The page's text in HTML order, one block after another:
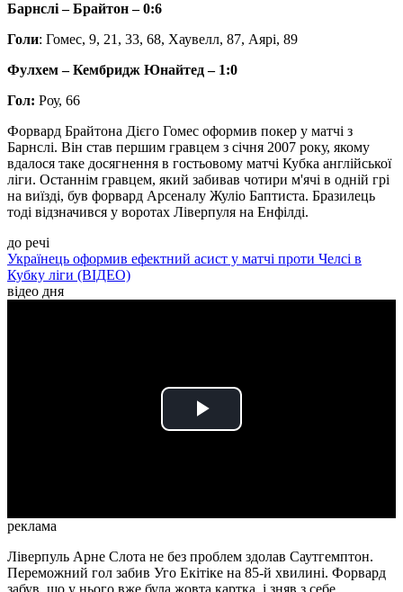
Барнслі – Брайтон – 0:6
Голи: Гомес, 9, 21, 33, 68, Хаувелл, 87, Аярі, 89
Фулхем – Кембридж Юнайтед – 1:0
Гол: Роу, 66
Форвард Брайтона Дієго Гомес оформив покер у матчі з
Барнслі. Він став першим гравцем з січня 2007 року, якому
вдалося таке досягнення в гостьовому матчі Кубка англійської
ліги. Останнім гравцем, який забивав чотири м'ячі в одній грі
на виїзді, був форвард Арсеналу Жуліо Баптиста. Бразилець
тоді відзначився у воротах Ліверпуля на Енфілді.
до речі
Українець оформив ефектний асист у матчі проти Челсі в
Кубку ліги (ВІДЕО)
відео дня
Play
реклама
Ліверпуль Арне Слота не без проблем здолав Саутгемптон.
Переможний гол забив Уго Екітіке на 85-й хвилині. Форвард